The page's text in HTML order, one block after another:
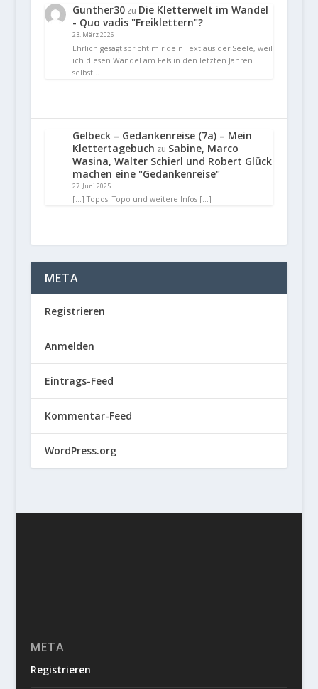
Gunther30zu Die Kletterwelt im Wandel
- Quo vadis "Freiklettern"?
23. März 2026
Ehrlich gesagt spricht mir dein Text aus der Seele, weil
ich diesen Wandel am Fels in den letzten Jahren
selbst…
Gelbeck – Gedankenreise (7a) – Mein
Klettertagebuch zu Sabine, Marco
Wasina, Walter Schierl und Robert Glück
machen eine "Gedankenreise"
27. Juni 2025
[…] Topos: Topo und weitere Infos […]
META
Registrieren
Anmelden
Eintrags-Feed
Kommentar-Feed
WordPress.org
META
Registrieren